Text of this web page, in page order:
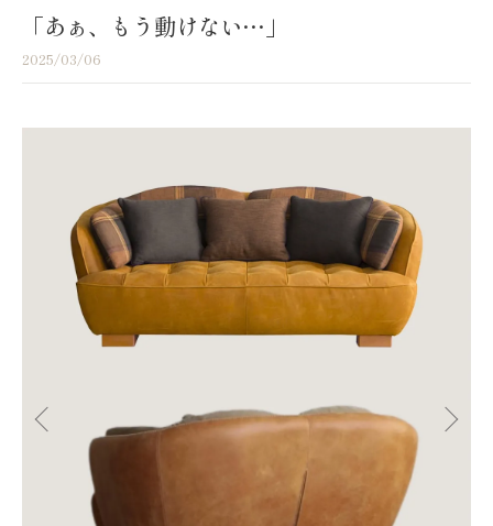
「あぁ、もう動けない…」
2025/03/06